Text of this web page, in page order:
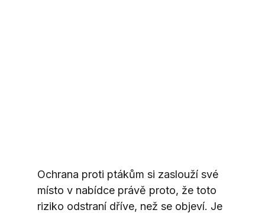
Ochrana proti ptákům si zaslouží své
místo v nabídce právě proto, že toto
riziko odstraní dříve, než se objeví. Je